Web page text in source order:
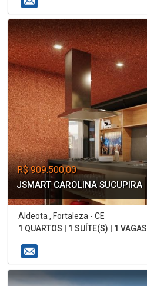
R$ 909.500,00
JSMART CAROLINA SUCUPIRA
Aldeota , Fortaleza - CE
1 QUARTOS | 1 SUÍTE(S) | 1 VAGAS